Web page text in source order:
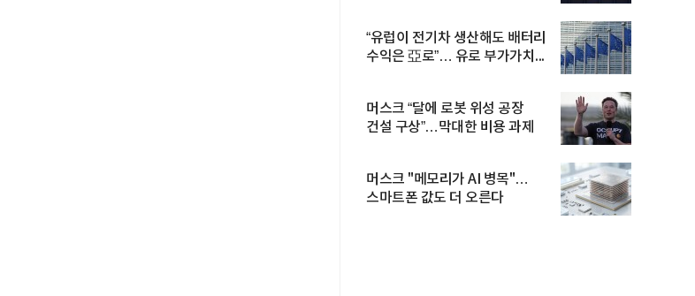
“유럽이 전기차 생산해도 배터리
수익은 亞로”… 유로 부가가치...
머스크 “달에 로봇 위성 공장
건설 구상”…막대한 비용 과제
머스크 "메모리가 AI 병목"…
스마트폰 값도 더 오른다